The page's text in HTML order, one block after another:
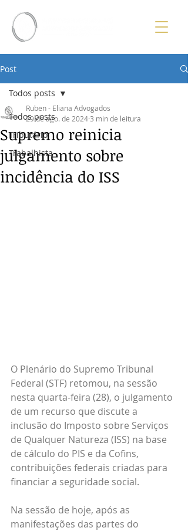
Post
Todos posts
Tributário
Trabalhista
Todos posts
Supremo reinicia
julgamento sobre
incidência do ISS
Ruben - Eliana Advogados
29 de ago. de 2024 3 min de leitura
O Plenário do Supremo Tribunal
Federal (STF) retomou, na sessão
nesta quarta-feira (28), o julgamento
de um recurso que discute a
inclusão do Imposto sobre Serviços
de Qualquer Natureza (ISS) na base
de cálculo do PIS e da Cofins,
contribuições federais criadas para
financiar a seguridade social.
Na sessão de hoje, após as
manifestações das partes do